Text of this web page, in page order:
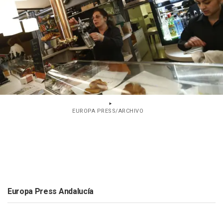
EUROPA PRESS/ARCHIVO
Europa Press Andalucía